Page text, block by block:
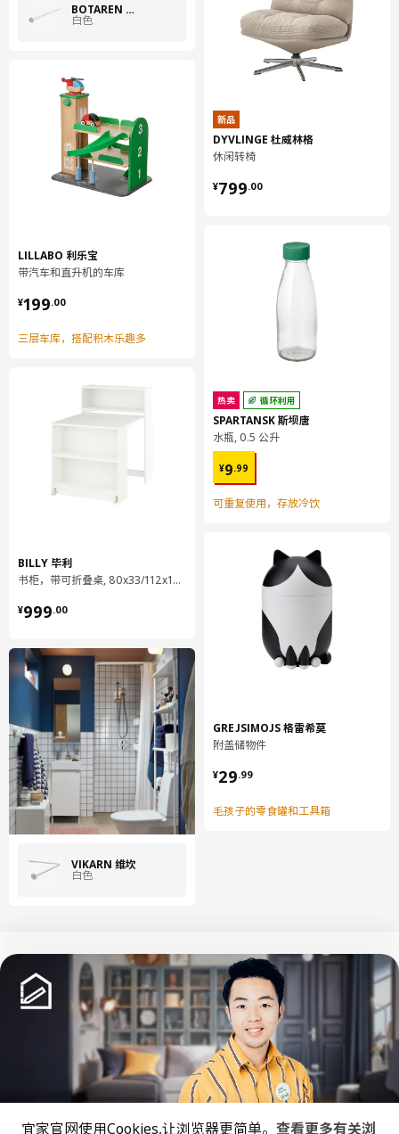
BOTAREN 博塔仁
白色
LILLABO 利乐宝
带汽车和直升机的车库
¥199.00
¥ 199.00
三层车库，搭配积木乐趣多
BILLY 毕利
书柜，带可折叠桌, 80x33/112x106 厘米
¥999.00
¥ 999.00
VIKARN 维坎
白色
新品
DYVLINGE 杜威林格
休闲转椅
¥799.00
¥ 799.00
热卖 循环利用
SPARTANSK 斯坝唐
水瓶, 0.5 公升
¥9.99
¥ 9.99
可重复使用，存放冷饮
GREJSIMOJS 格雷希莫
附盖储物件
¥29.99
¥ 29.99
毛孩子的零食罐和工具箱
中文 English
© Inter IKEA Systems B.V. 1999-2026
宜家官网使用Cookies,让浏览器更简单。 查看更多有关浏